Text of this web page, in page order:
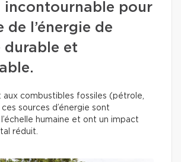
incontournable pour
de l’énergie de
durable et
aux combustibles fossiles (pétrole,
sources d’énergie sont
humaine et ont un impact
réduit.